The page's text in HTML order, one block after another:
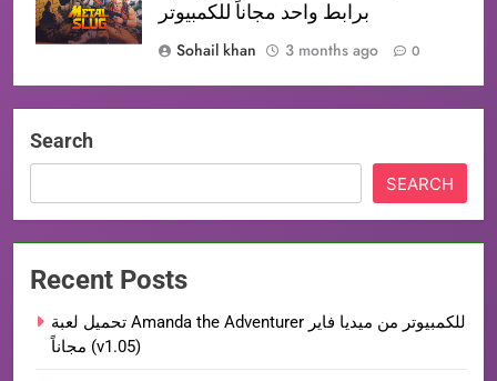
برابط واحد مجاناً للكمبيوتر
Sohail khan
3 months ago 0
Search
SEARCH
Recent Posts
تحميل لعبة Amanda the Adventurer للكمبيوتر من ميديا فاير
مجاناً (v1.05)